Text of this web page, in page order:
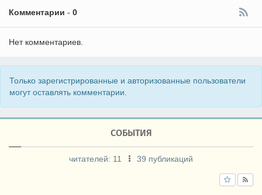
Комментарии - 0
Нет комментариев.
Только зарегистрированные и авторизованные пользователи
могут оставлять комментарии.
СОБЫТИЯ
читателей: 11 39 публикаций